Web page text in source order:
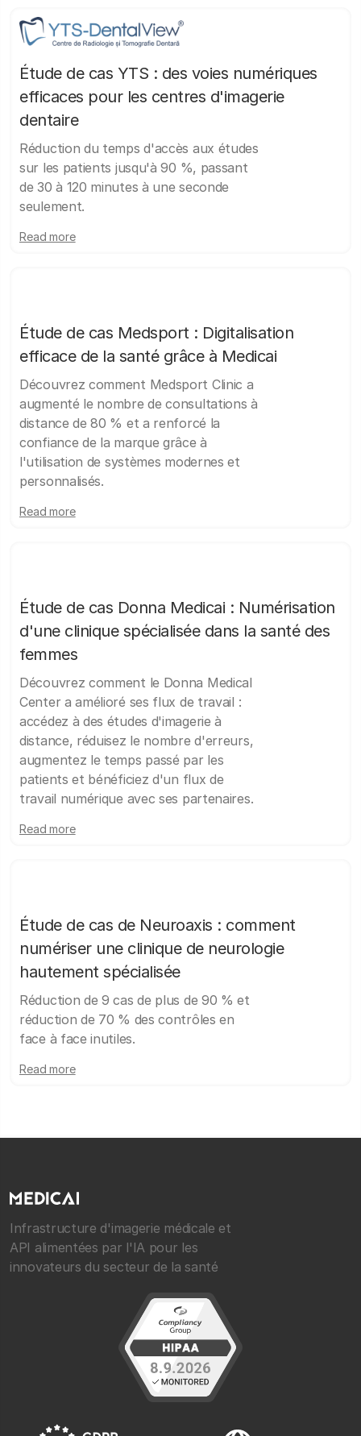
Étude de cas YTS : des voies numériques
efficaces pour les centres d'imagerie
dentaire
Réduction du temps d'accès aux études
sur les patients jusqu'à 90 %, passant
de 30 à 120 minutes à une seconde
seulement.
Read more
Étude de cas Medsport : Digitalisation
efficace de la santé grâce à Medicai
Découvrez comment Medsport Clinic a
augmenté le nombre de consultations à
distance de 80 % et a renforcé la
confiance de la marque grâce à
l'utilisation de systèmes modernes et
personnalisés.
Read more
Étude de cas Donna Medicai : Numérisation
d'une clinique spécialisée dans la santé des
femmes
Découvrez comment le Donna Medical
Center a amélioré ses flux de travail :
accédez à des études d'imagerie à
distance, réduisez le nombre d'erreurs,
augmentez le temps passé par les
patients et bénéficiez d'un flux de
travail numérique avec ses partenaires.
Read more
Étude de cas de Neuroaxis : comment
numériser une clinique de neurologie
hautement spécialisée
Réduction de 9 cas de plus de 90 % et
réduction de 70 % des contrôles en
face à face inutiles.
Read more
Infrastructure d'imagerie médicale et
API alimentées par l'IA pour les
innovateurs du secteur de la santé